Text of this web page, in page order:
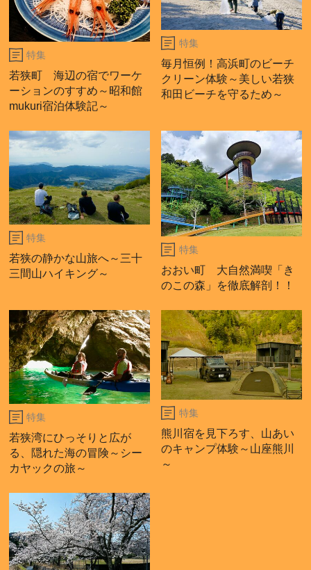
特集
若狭町 海辺の宿でワーケ
ーションのすすめ～昭和館
mukuri宿泊体験記～
特集
毎月恒例！高浜町のビーチ
クリーン体験～美しい若狭
和田ビーチを守るため～
特集
若狭の静かな山旅へ～三十
三間山ハイキング～
特集
おおい町 大自然満喫「き
のこの森」を徹底解剖！！
特集
若狭湾にひっそりと広が
る、隠れた海の冒険～シー
カヤックの旅～
特集
熊川宿を見下ろす、山あい
のキャンプ体験～山座熊川
～